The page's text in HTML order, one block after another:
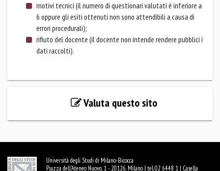
motivi tecnici (il numero di questionari valutati è inferiore a
6 oppure gli esiti ottenuti non sono attendibili a causa di
errori procedurali);
rifiuto del docente (il docente non intende rendere pubblici i
dati raccolti).
Valuta questo sito
Università degli Studi di Milano-Bicocca
Piazza dell'Ateneo Nuovo, 1 - 20126, Milano | tel. 02 6448 1 | Casella